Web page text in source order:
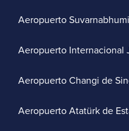
Aeropuerto Suvarnabhumi
Aeropuerto Internacional
Aeropuerto Changi de
Aeropuerto Atatürk de